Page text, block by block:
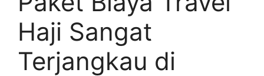
Haji Sangat
Terjangkau di